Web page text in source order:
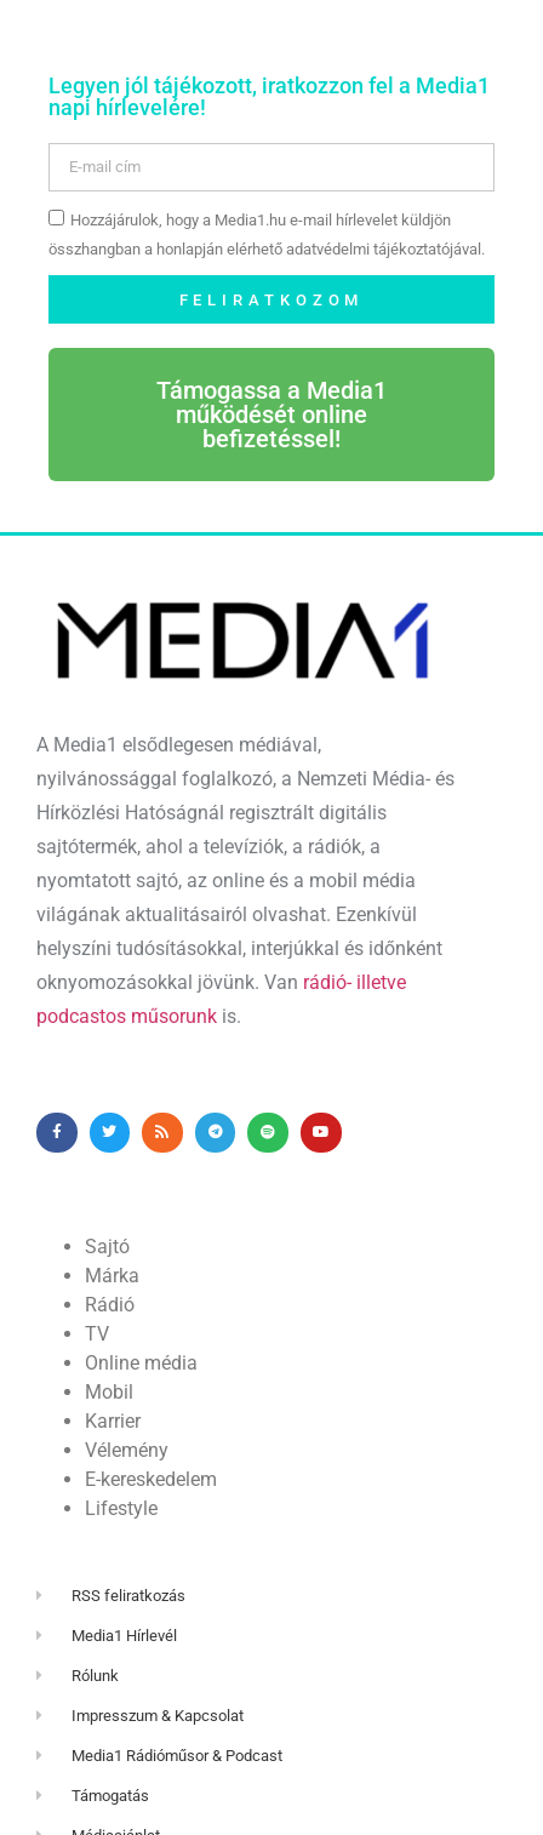
Legyen jól tájékozott, iratkozzon fel a Media1
napi hírlevelére!
Hozzájárulok, hogy a Media1.hu e-mail hírlevelet küldjön
összhangban a honlapján elérhető adatvédelmi tájékoztatójával.
FELIRATKOZOM
Támogassa a Media1
működését online
befizetéssel!
A Media1 elsődlegesen médiával,
nyilvánossággal foglalkozó, a Nemzeti Média- és
Hírközlési Hatóságnál regisztrált digitális
sajtótermék, ahol a televíziók, a rádiók, a
nyomtatott sajtó, az online és a mobil média
világának aktualitásairól olvashat. Ezenkívül
helyszíni tudósításokkal, interjúkkal és időnként
oknyomozásokkal jövünk. Van rádió- illetve
podcastos műsorunk is.
Sajtó
Márka
Rádió
TV
Online média
Mobil
Karrier
Vélemény
E-kereskedelem
Lifestyle
RSS feliratkozás
Media1 Hírlevél
Rólunk
Impresszum & Kapcsolat
Media1 Rádióműsor & Podcast
Támogatás